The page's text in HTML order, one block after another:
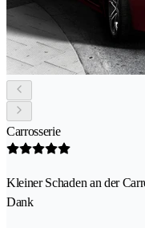
Carrosserie
Kleiner Schaden an der
Dank